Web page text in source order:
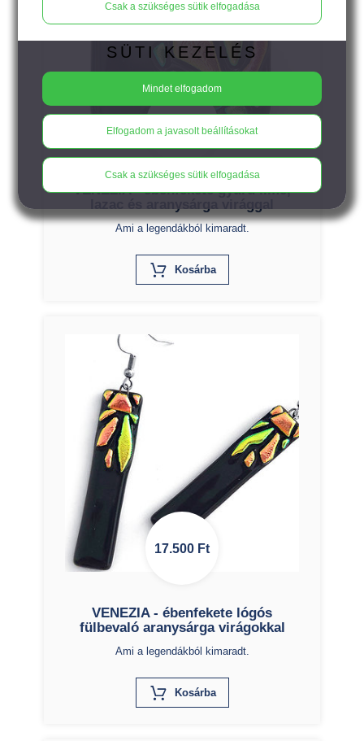
18.900Ft
VENEZIA - ébenfekete gyűrű lime,
Ami a legendákból kimaradt.
KosárbaX
17.500 Ft
VENEZIA - ébenfekete lógós
fülbevaló aranysárga virágokkal
Ami a legendákból kimaradt.
KosárbaX
Csak a szükséges sütik elfogadása
SÜTI KEZELÉS
Mindet elfogadom
Elfogadom a javasolt beállításokat
Csak a szükséges sütik elfogadása